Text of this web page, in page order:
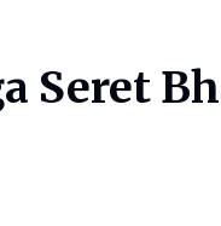
Seret